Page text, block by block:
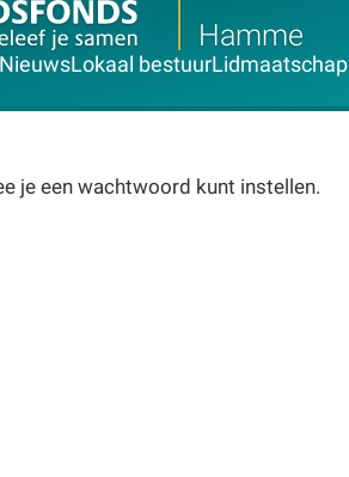
Hamme
NieuwsLokaal bestuurLidmaatschap
je een wachtwoord kunt instellen.